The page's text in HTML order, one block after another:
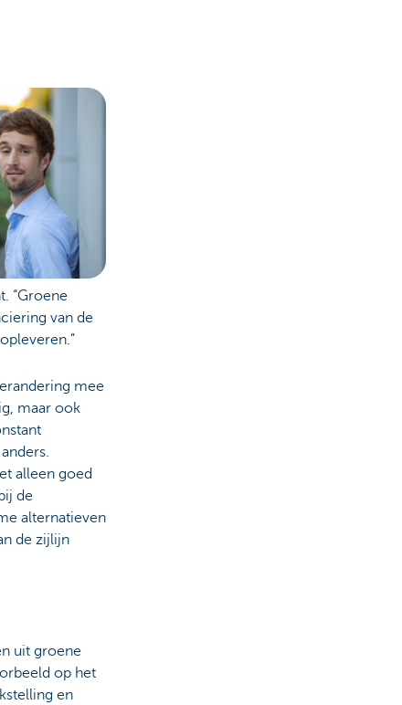
“Groene
van de
mee
maar ook
alleen goed
de
alternatieven
de zijlijn
uit groene
op het
en